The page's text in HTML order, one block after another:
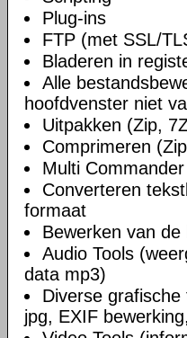
Plug-ins
FTP (met SSL/
Bladeren in
Alle
hoofdvenster niet
Uitpakken (Zip,
Comprimeren
Multi
Converteren
formaat
Bewerken van
Audio Tools
data mp3)
Diverse
jpg, EXIF